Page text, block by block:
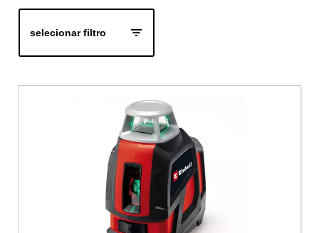
selecionar filtro